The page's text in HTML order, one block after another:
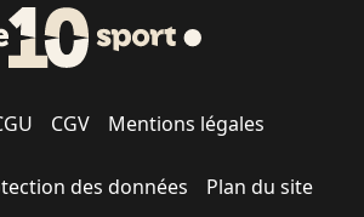
CGV Mentions légales
des données Plan du site